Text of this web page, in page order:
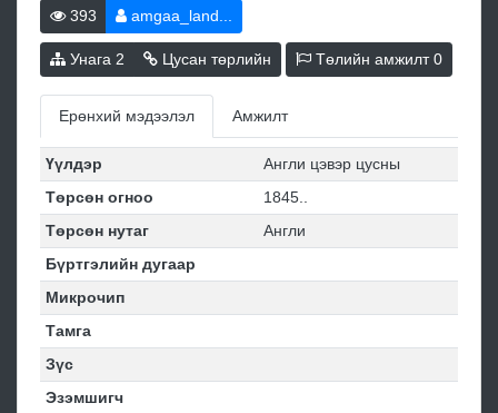
393 amgaa_land...
Унага 2 Цусан төрлийн Төлийн амжилт0
Ерөнхий мэдээлэл Амжилт
Үүлдэр
Англи цэвэр цусны
Төрсөн огноо
1845..
Төрсөн нутаг
Англи
Бүртгэлийн дугаар
Микрочип
Тамга
Зүс
Эзэмшигч